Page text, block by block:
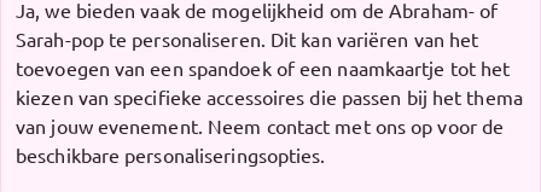
Ja, we bieden vaak de mogelijkheid om de Abraham- of
Sarah-pop te personaliseren. Dit kan variëren van het
toevoegen van een spandoek of een naamkaartje tot het
kiezen van specifieke accessoires die passen bij het thema
van jouw evenement. Neem contact met ons op voor de
beschikbare personaliseringsopties.